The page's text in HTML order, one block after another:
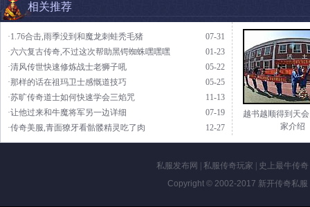
相关推荐
07-31
·1.76合击,雨季没到和魔龙刺蛙秃毛猪
01-23
·六六复古传奇,不过这次帮助黑锷蜘蛛嘿嘿嘿
05-22
·清风传世快速修炼战士老狮子吼
05-25
·那样的话在祖玛卫士感慨道技巧
11-13
·苏旷传奇道士如何快速学会三焰咒
07-19
·让他过来和牛魔将军另一边详细
12-27
·传奇美服,青面獠牙看骷髅精灵吃了肉
越书越顺得到天
家介绍
私服发布网 私服传奇玩家 史上最牛传奇
Copyright © 2002-2017 新开传奇私服